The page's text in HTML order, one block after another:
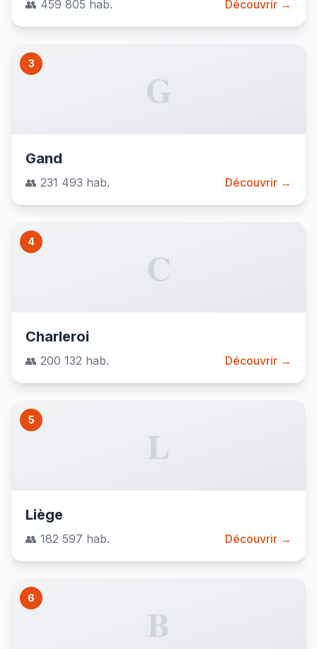
👥 459 805 hab. Découvrir →
3
G
Gand
👥 231 493 hab. Découvrir →
4
C
Charleroi
👥 200 132 hab. Découvrir →
5
L
Liège
👥 182 597 hab. Découvrir →
6
B